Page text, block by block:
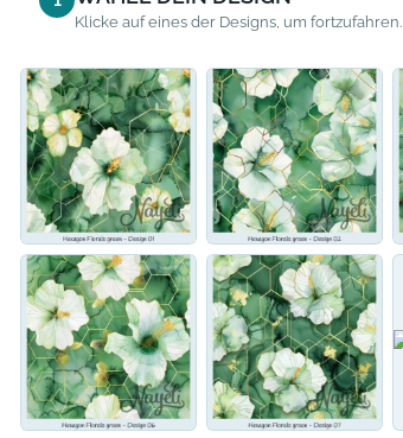
Klicke auf eines der Designs, um fortzufahren.